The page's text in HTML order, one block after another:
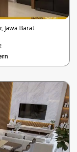
Jawa Barat